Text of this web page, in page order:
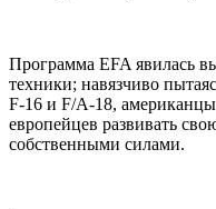
Программа EFA явилась
техники; навязчиво
F-16 и F/A-18,
европейцев развивать
собственными силами.